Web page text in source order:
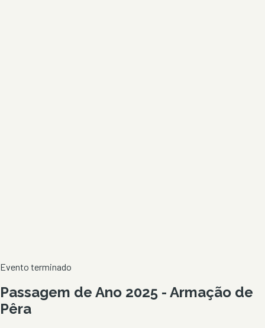
Evento terminado
Passagem de Ano 2025 - Armação de
Pêra